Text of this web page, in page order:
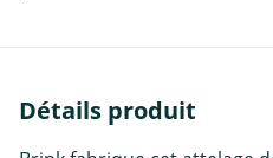
Détails produit